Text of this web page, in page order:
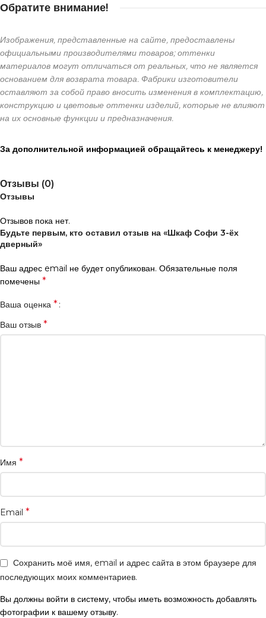
Обратите внимание!
Изображения, представленные на сайте, предоставлены
официальными производителями товаров; оттенки
материалов могут отличаться от реальных, что не является
основанием для возврата товара. Фабрики изготовители
оставляют за собой право вносить изменения в комплектацию,
конструкцию и цветовые оттенки изделий, которые не влияют
на их основные функции и предназначения.
За дополнительной информацией обращайтесь к менеджеру!
Отзывы (0)
Отзывы
Отзывов пока нет.
Будьте первым, кто оставил отзыв на «Шкаф Софи 3-ёх
дверный»
Ваш адрес email не будет опубликован. Обязательные поля
помечены *
Ваша оценка *
Ваш отзыв *
Имя *
Email *
Сохранить моё имя, email и адрес сайта в этом браузере для
последующих моих комментариев.
Вы должны войти в систему, чтобы иметь возможность добавлять
фотографии к вашему отзыву.